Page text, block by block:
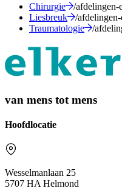
Chirurgie
/afdelingen-
Liesbreuk
/
Traumatologie
/
van mens tot mens
Hoofdlocatie
Wesselmanlaan 25
5707 HA Helmond